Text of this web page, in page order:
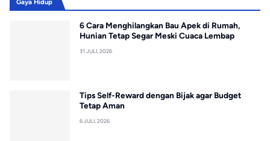
Gaya Hidup
6 Cara Menghilangkan Bau Apek di Rumah,
Hunian Tetap Segar Meski Cuaca Lembap
31 JULI, 2026
Tips Self-Reward dengan Bijak agar Budget
Tetap Aman
6 JULI, 2026